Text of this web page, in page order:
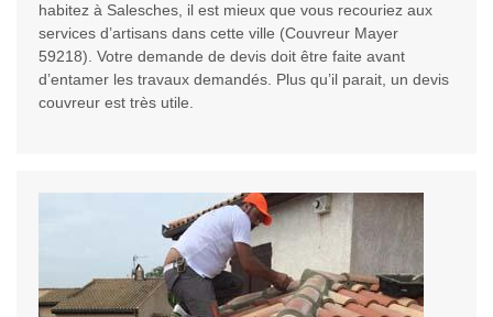
habitez à Salesches, il est mieux que vous recouriez aux
services d’artisans dans cette ville (Couvreur Mayer
59218). Votre demande de devis doit être faite avant
d’entamer les travaux demandés. Plus qu’il parait, un devis
couvreur est très utile.